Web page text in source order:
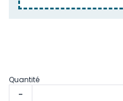
Quantité
-